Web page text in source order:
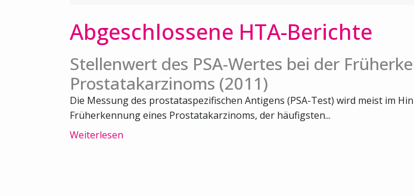
Abgeschlossene HTA-Berichte
Stellenwert des PSA-Wertes bei der
Prostatakarzinoms (2011)
Die Messung des prostataspezifischen Antigens (PSA-Test) wird meist im
Früherkennung eines Prostatakarzinoms, der häufigsten...
Weiterlesen